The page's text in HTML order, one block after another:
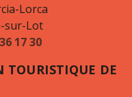
Lorca
sur-Lot
17 30
TOURISTIQUE DE